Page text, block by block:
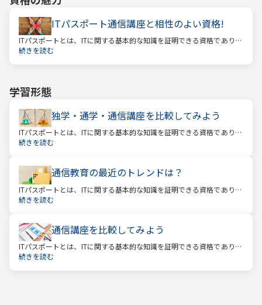
ITパスポート通信講座と相性のよい資格!
ITパスポートとは、ITに関する基本的な知識を証明できる資格であり、
経済産業省認定の国家試験です。 ITと聞くと、専門的な知識を問われ
続きを読む
学習形態
独学・通学・通信講座を比較してみよう
ITパスポートとは、ITに関する基本的な知識を証明できる資格であり、
経済産業省認定の国家試験です。 ITと聞くと、専門的な知識を問われ
続きを読む
通信教育の最近のトレンドは？
ITパスポートとは、ITに関する基本的な知識を証明できる資格であり、
経済産業省認定の国家試験です。 ITと聞くと、専門的な知識を問われ
続きを読む
通信講座を比較してみよう
ITパスポートとは、ITに関する基本的な知識を証明できる資格であり、
経済産業省認定の国家試験です。 ITと聞くと、専門的な知識を問われ
続きを読む